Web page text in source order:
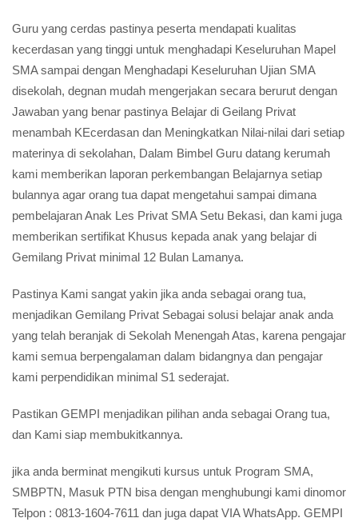
Guru yang cerdas pastinya peserta mendapati kualitas
kecerdasan yang tinggi untuk menghadapi Keseluruhan Mapel
SMA sampai dengan Menghadapi Keseluruhan Ujian SMA
disekolah, degnan mudah mengerjakan secara berurut dengan
Jawaban yang benar pastinya Belajar di Geilang Privat
menambah KEcerdasan dan Meningkatkan Nilai-nilai dari setiap
materinya di sekolahan, Dalam Bimbel Guru datang kerumah
kami memberikan laporan perkembangan Belajarnya setiap
bulannya agar orang tua dapat mengetahui sampai dimana
pembelajaran Anak Les Privat SMA Setu Bekasi, dan kami juga
memberikan sertifikat Khusus kepada anak yang belajar di
Gemilang Privat minimal 12 Bulan Lamanya.
Pastinya Kami sangat yakin jika anda sebagai orang tua,
menjadikan Gemilang Privat Sebagai solusi belajar anak anda
yang telah beranjak di Sekolah Menengah Atas, karena pengajar
kami semua berpengalaman dalam bidangnya dan pengajar
kami perpendidikan minimal S1 sederajat.
Pastikan GEMPI menjadikan pilihan anda sebagai Orang tua,
dan Kami siap membukitkannya.
jika anda berminat mengikuti kursus untuk Program SMA,
SMBPTN, Masuk PTN bisa dengan menghubungi kami dinomor
Telpon : 0813-1604-7611 dan juga dapat VIA WhatsApp. GEMPI